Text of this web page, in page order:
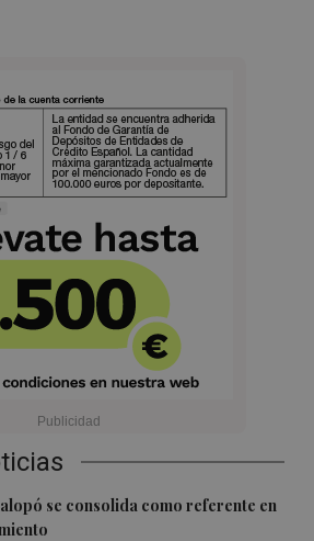
se consolida como referente en